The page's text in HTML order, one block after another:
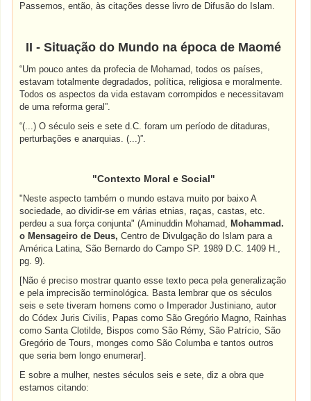
Passemos, então, às citações desse livro de Difusão do Islam.
II - Situação do Mundo na época de Maomé
“Um pouco antes da profecia de Mohamad, todos os países,
estavam totalmente degradados, política, religiosa e moralmente.
Todos os aspectos da vida estavam corrompidos e necessitavam
de uma reforma geral”.
“(...) O século seis e sete d.C. foram um período de ditaduras,
perturbações e anarquias. (...)”.
"Contexto Moral e Social"
"Neste aspecto também o mundo estava muito por baixo A
sociedade, ao dividir-se em várias etnias, raças, castas, etc.
perdeu a sua força conjunta" (Aminuddin Mohamad, Mohammad.
o Mensageiro de Deus,Centro de Divulgação do Islam para a
América Latina, São Bernardo do Campo SP. 1989 D.C. 1409 H.,
pg. 9).
[Não é preciso mostrar quanto esse texto peca pela generalização
e pela imprecisão terminológica. Basta lembrar que os séculos
seis e sete tiveram homens como o Imperador Justiniano, autor
do Códex Juris Civilis, Papas como São Gregório Magno, Rainhas
como Santa Clotilde, Bispos como São Rémy, São Patrício, São
Gregório de Tours, monges como São Columba e tantos outros
que seria bem longo enumerar].
E sobre a mulher, nestes séculos seis e sete, diz a obra que
estamos citando: